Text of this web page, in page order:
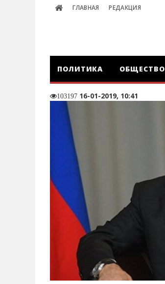
ГЛАВНАЯ РЕДАКЦИЯ
ПОЛИТИКА ОБЩЕСТВО
103197 16-01-2019, 10:41